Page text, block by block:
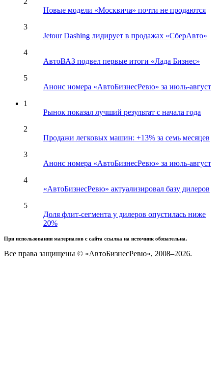
Новые модели «Москвича» почти не продаются
3
Jetour Dashing лидирует в продажах «СберАвто»
4
АвтоВАЗ подвел первые итоги «Лада Бизнес»
5
Анонс номера «АвтоБизнесРевю» за июль-август
1
Рынок показал лучший результат с начала года
2
Продажи легковых машин: +13% за семь месяцев
3
Анонс номера «АвтоБизнесРевю» за июль-август
4
«АвтоБизнесРевю» актуализировал базу дилеров
5
Доля флит-сегмента у дилеров опустилась ниже
20%
При использовании материалов с сайта ссылка на источник обязательна.
Все права защищены © «АвтоБизнесРевю», 2008–2026.